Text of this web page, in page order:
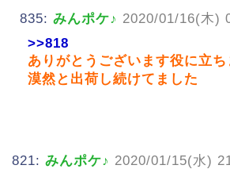
835: みんポケ♪ 2020/01/16(木)
>>818
ありがとうございます役に立ち
漠然と出荷し続けてました
821: みんポケ♪ 2020/01/15(水)